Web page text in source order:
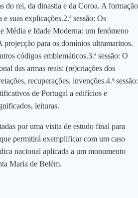
do rei, da dinastia e da Coroa. A formação
suas explicações.2.ª sessão: Os
Média e Idade Moderna: um fenómeno
para os domínios ultramarinos.
códigos emblemáticos.3.ª sessão: O
das armas reais: (re)criações dos
recuperações, invenções.4.ª sessão:
de Portugal a edifícios e
leituras.
por uma visita de estudo final para
permitirá exemplificar com um caso
nacional aplicada a um monumento
Maria de Belém.